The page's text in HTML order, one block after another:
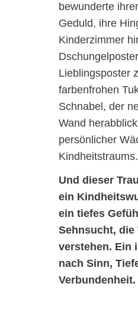
bewunderte
Geduld, ihre
Kinderzimmer
Lieblingsposter
farbenfrohen
Schnabel, der
Wand
persönlicher
Kindheitstraums.
Und dieser
ein
ein tiefes
Sehnsucht, die
verstehen. Ein
nach Sinn,
Verbundenheit.